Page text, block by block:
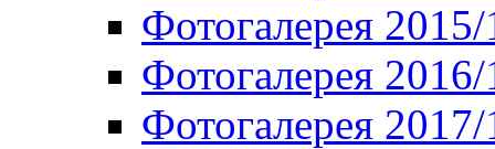
Фотогалерея
Фотогалерея
Фотогалерея